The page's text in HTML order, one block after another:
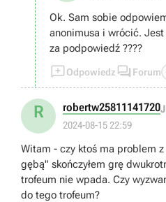
Ok. Sam sobie
anonimusa i wrócić.
za podpowiedź ????
Odpowiedz  Forum
R robertw25811141720
2024-08-15 22:59
Witam - czy ktoś ma problem
gębą" skończyłem grę
trofeum nie wpada. Czy
do tego trofeum?